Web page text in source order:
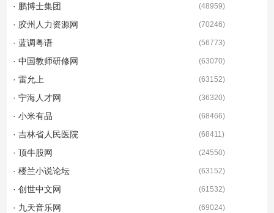
· 鹏博士集团 (48959)
· 胶州人力资源网 (70246)
· 蓝调粤语 (56773)
· 中国教师研修网 (63070)
· 雷允上 (63152)
· 宁海人才网 (36320)
· 小米有品 (68466)
· 吉林省人民医院 (68411)
· 顶牛股网 (24550)
· 楼兰小说论坛 (63152)
· 创世中文网 (61532)
· 九天音乐网 (69024)